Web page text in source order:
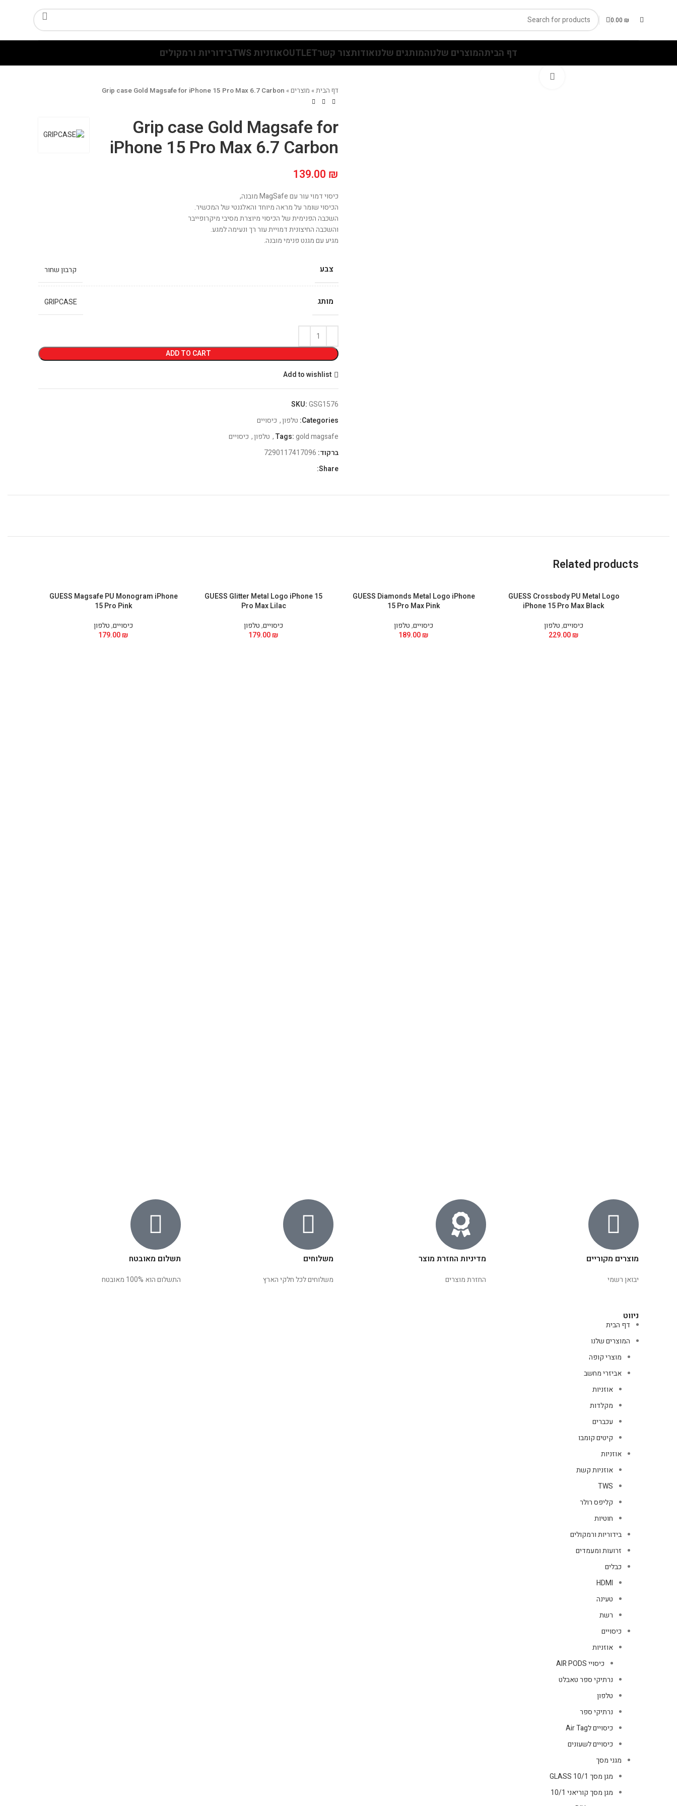
0.00 ₪
דף הביתהמוצרים שלנוהמותגים שלנואודותצור קשרOUTLETאוזניות TWS בידוריות ורמקולים
דף הבית» מוצרים»
Grip case Gold Magsafe for iPhone 15 Pro Max 6.7 Carbon
Grip case Gold Magsafe for
iPhone 15 Pro Max 6.7 Carbon
139.00 ₪
כיסוי דמוי עור עם MagSafe מובנה,
הכיסוי שומר על מראה מיוחד והאלגנטי של המכשיר.
השכבה הפנימית של הכיסוי מיוצרת מסיבי מיקרופייבר
והשכבה החיצונית דמויית עור רך ונעימה למגע.
מגיע עם מגנט פנימי מובנה.
צבע קרבון שחור
מותג GRIPCASE
ADD TO CART
Add to wishlist
SKU:GSG1576
Categories: טלפון, כיסויים
Tags:gold magsafe
, טלפון, כיסויים
ברקוד:
Share:
Related products
GUESS Crossbody PU Metal Logo
iPhone 15 Pro Max Black
כיסויים,טלפון
229.00₪
GUESS Diamonds Metal Logo iPhone
15 Pro Max Pink
כיסויים,טלפון
189.00₪
GUESS Glitter Metal Logo iPhone 15
Pro Max Lilac
כיסויים,טלפון
179.00₪
GUESS Magsafe PU Monogram iPhone
15 Pro Pink
כיסויים,טלפון
179.00₪
מוצרים מקוריים
יבואן רשמי
מדיניות החזרת מוצר
החזרת מוצרים
משלוחים
משלוחים לכל חלקי הארץ
תשלום מאובטח
התשלום הוא 100% מאובטח
ניווט
דף הבית
המוצרים שלנו
מוצרי קופה
אביזרי מחשב
אוזניות
מקלדות
עכברים
קיטים קומבו
אוזניות
אוזניות קשת
TWS
קליפס רולר
חוטיות
בידוריות ורמקולים
זרועות ומעמדים
כבלים
HDMI
טעינה
רשת
כיסויים
אוזניות
כיסויי AIR PODS
נרתיקי ספר טאבלט
טלפון
נרתיקי ספר
כיסויים לAir Tag
כיסויים לשעונים
מגני מסך
מגן מסך GLASS 10/1
מגן מסך קוריאני 10/1